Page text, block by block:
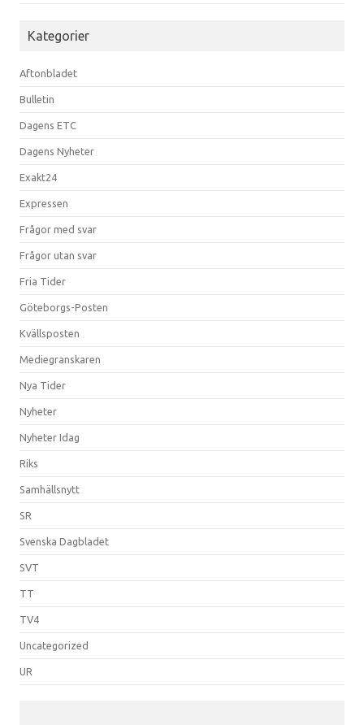
Kategorier
Aftonbladet
Bulletin
Dagens ETC
Dagens Nyheter
Exakt24
Expressen
Frågor med svar
Frågor utan svar
Fria Tider
Göteborgs-Posten
Kvällsposten
Mediegranskaren
Nya Tider
Nyheter
Nyheter Idag
Riks
Samhällsnytt
SR
Svenska Dagbladet
SVT
TT
TV4
Uncategorized
UR